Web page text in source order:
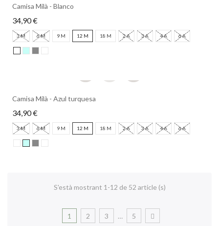
Camisa Milà - Blanco
34,90 €
3 M 6 M 9 M 12 M 18 M 2 A 3 A 4 A 6 A
Camisa Milà - Azul turquesa
34,90 €
3 M 6 M 9 M 12 M 18 M 2 A 3 A 4 A 6 A
S'està mostrant 1-12 de 52 article (s)
1 2 3 … 5